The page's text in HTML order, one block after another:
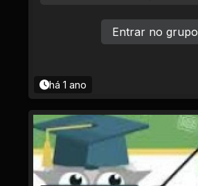
há 1 ano
Entrar no grupo